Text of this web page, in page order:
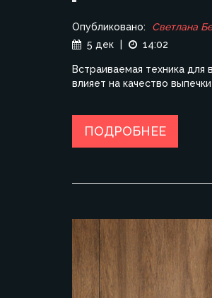
Опубликовано: Светлана
5 дек
14:02
Встраиваемая техника
влияет на качество
ПОДРОБНЕЕ